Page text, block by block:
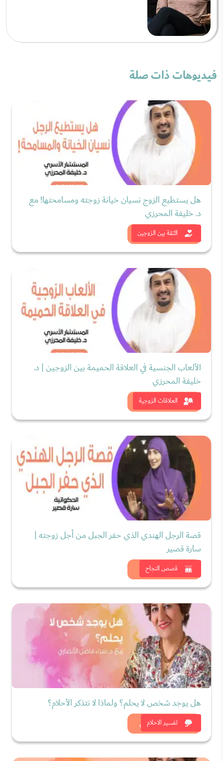
فيديوهات ذات صلة
الثقة بين الزوجين
هل يستطيع الزوج نسيان خيانة زوجته ومسامحتها! مع
د. خليفة المحرزي
شاهد الان
العلاقات الزوجية
الألعاب الجنسية في العلاقة الحميمة بين الزوجين | د.
خليفة المحرزي
شاهد الان
قصص النجاح
قصة الرجل الهندي الذي حفر الجبل من أجل زوجته |
سارة قصير
شاهد الان
تفسير الاحلام
هل يوجد شخص لا يحلم؟ ولماذا لا نتذكر الأحلام؟
شاهد الان